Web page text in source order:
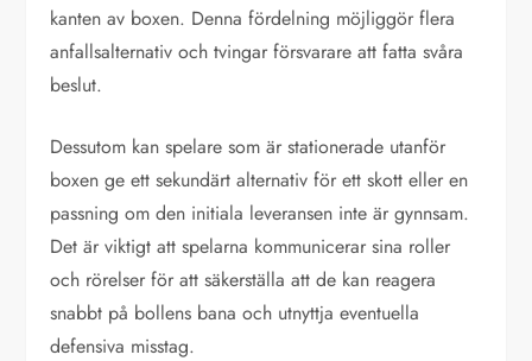
kanten av boxen. Denna fördelning möjliggör flera
anfallsalternativ och tvingar försvarare att fatta svåra
beslut.
Dessutom kan spelare som är stationerade utanför
boxen ge ett sekundärt alternativ för ett skott eller en
passning om den initiala leveransen inte är gynnsam.
Det är viktigt att spelarna kommunicerar sina roller
och rörelser för att säkerställa att de kan reagera
snabbt på bollens bana och utnyttja eventuella
defensiva misstag.